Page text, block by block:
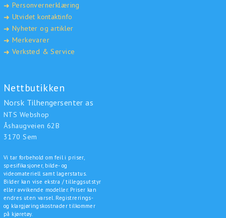
➜ Personvernerklæring
➜ Utvidet kontaktinfo
➜ Nyheter og artikler
➜ Merkevarer
➜ Verksted & Service
Nettbutikken
Norsk Tilhengersenter as
NTS Webshop
Åshaugveien 62B
3170 Sem
Vi tar forbehold om feil i priser,
spesifikasjoner, bilde- og
videomateriell samt lagerstatus.
Bilder kan vise ekstra / tilleggsutstyr
eller avvikende modeller. Priser kan
endres uten varsel. Registrerings-
og klargjøringskostnader tilkommer
på kjøretøy.